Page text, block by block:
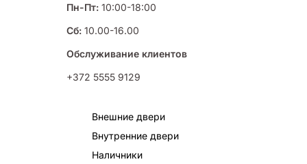
Пн-Пт:10:00-18:00
Сб:10.00-16.00
Обслуживание клиентов
+372 5555 9129
Внешние двери
Внутренние двери
Наличники